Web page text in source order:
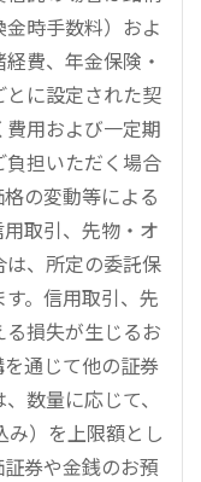
時手数料）およ
費、年金保険・
に設定された契
用および一定期
担いただく場合
の変動等による
取引、先物・オ
、所定の委託保
。信用取引、先
損失が生じるお
通じて他の証券
数量に応じて、
）を上限額とし
券や金銭のお預